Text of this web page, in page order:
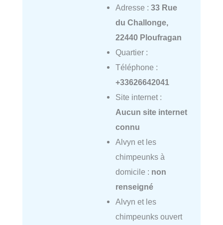
Adresse : 33 Rue
du Challonge,
22440 Ploufragan
Quartier :
Téléphone :
+33626642041
Site internet :
Aucun site internet
connu
Alvyn et les
chimpeunks à
domicile : non
renseigné
Alvyn et les
chimpeunks ouvert